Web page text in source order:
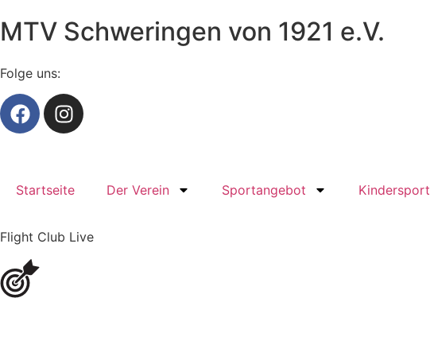
MTV Schweringen von 1921 e.V.
Folge uns:
Startseite Der Verein Sportangebot Kindersport
Flight Club Live